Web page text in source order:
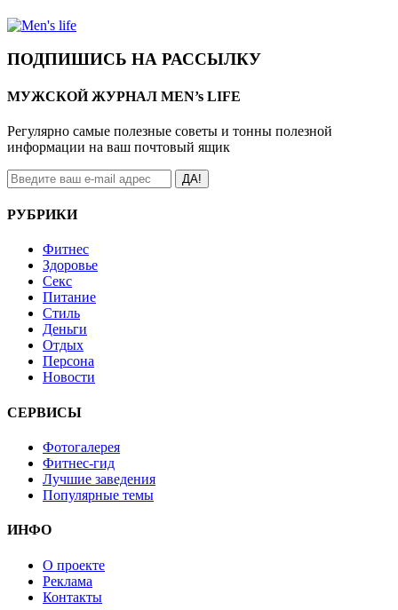
ПОДПИШИСЬ НА РАССЫЛКУ
МУЖСКОЙ ЖУРНАЛ MEN’s LIFE
Регулярно самые полезные советы и тонны полезной
информации на ваш почтовый ящик
ДА!
РУБРИКИ
Фитнес
Здоровье
Секс
Питание
Стиль
Деньги
Отдых
Персона
Новости
СЕРВИСЫ
Фотогалерея
Фитнес-гид
Лучшие заведения
Популярные темы
ИНФО
О проекте
Реклама
Контакты